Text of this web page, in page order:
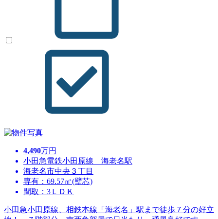
4,490万円
小田急電鉄小田原線 海老名駅
海老名市中央３丁目
専有：69.57㎡(壁芯)
間取：3ＬＤＫ
小田急小田原線、相鉄本線「海老名」駅まで徒歩７分の好立